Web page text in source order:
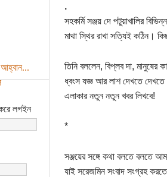
আহ্বান...
লগইন
.
সহকর্মি সঞ্জয় দে পটুয়াখালির
মাথা স্থির রাখা সত্যিই কঠিন।
তিনি বললেন, বিপ্লব দা,
ধ্বংস যজ্ঞ আর লাশ দেখতে
এলাকার নতুন নতুন খবর লিখবে!
*
সঞ্জয়ের সঙ্গে কথা বলতে বলতে
যাই সরেজমিন সংবাদ সংগ্রহ